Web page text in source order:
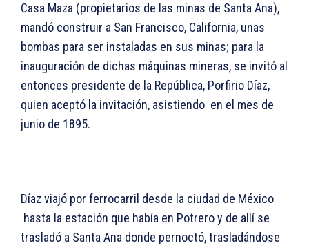
Casa Maza (propietarios de las minas de Santa Ana),
mandó construir a San Francisco, California, unas
bombas para ser instaladas en sus minas; para la
inauguración de dichas máquinas mineras, se invitó al
entonces presidente de la República, Porfirio Díaz,
quien aceptó la invitación, asistiendo en el mes de
junio de 1895.
Díaz viajó por ferrocarril desde la ciudad de México
hasta la estación que había en Potrero y de allí se
trasladó a Santa Ana donde pernoctó, trasladándose